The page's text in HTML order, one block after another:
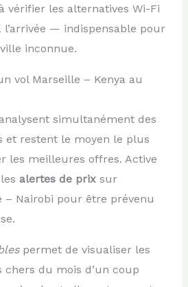
vérifier les alternatives Wi-Fi
l’arrivée — indispensable pour
inconnue.
vol Marseille – Kenya au
simultanément des
et restent le moyen le plus
les meilleures offres. Active
alertes de prixsur
– Nairobi pour être prévenu
permet de visualiser les
chers du mois d’un coup